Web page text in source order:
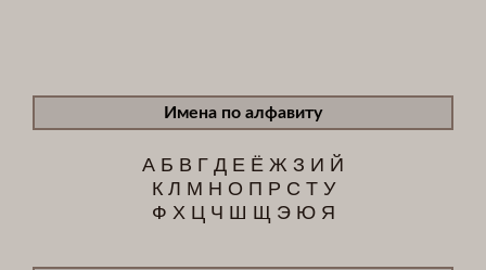
Имена по алфавиту
А Б В ГД Е Ё Ж З И Й
К Л М Н О П Р С Т У
Ф Х Ц Ч Ш Щ Э Ю Я